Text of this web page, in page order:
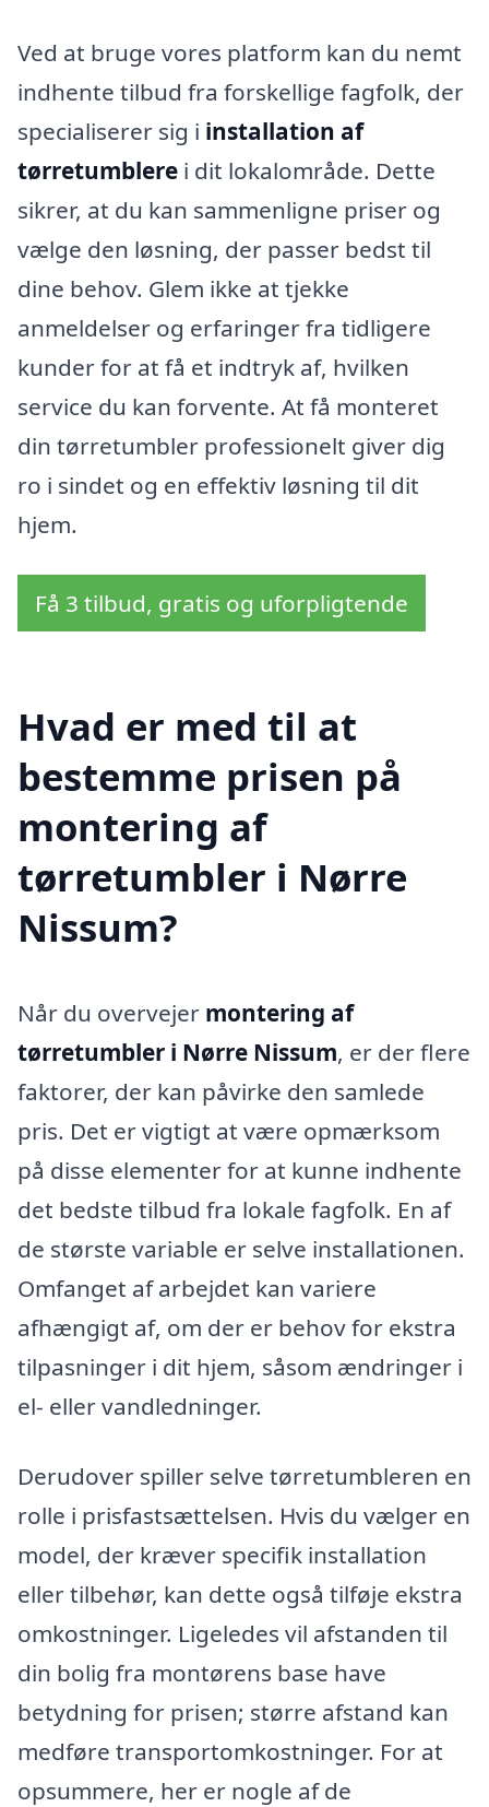
Ved at bruge vores platform kan du nemt
indhente tilbud fra forskellige fagfolk, der
specialiserer sig i installation af
tørretumblere i dit lokalområde. Dette
sikrer, at du kan sammenligne priser og
vælge den løsning, der passer bedst til
dine behov. Glem ikke at tjekke
anmeldelser og erfaringer fra tidligere
kunder for at få et indtryk af, hvilken
service du kan forvente. At få monteret
din tørretumbler professionelt giver dig
ro i sindet og en effektiv løsning til dit
hjem.
Få 3 tilbud, gratis og uforpligtende
Hvad er med til at
bestemme prisen på
montering af
tørretumbler i Nørre
Nissum?
Når du overvejer montering af
tørretumbler i Nørre Nissum, er der flere
faktorer, der kan påvirke den samlede
pris. Det er vigtigt at være opmærksom
på disse elementer for at kunne indhente
det bedste tilbud fra lokale fagfolk. En af
de største variable er selve installationen.
Omfanget af arbejdet kan variere
afhængigt af, om der er behov for ekstra
tilpasninger i dit hjem, såsom ændringer i
el- eller vandledninger.
Derudover spiller selve tørretumbleren en
rolle i prisfastsættelsen. Hvis du vælger en
model, der kræver specifik installation
eller tilbehør, kan dette også tilføje ekstra
omkostninger. Ligeledes vil afstanden til
din bolig fra montørens base have
betydning for prisen; større afstand kan
medføre transportomkostninger. For at
opsummere, her er nogle af de